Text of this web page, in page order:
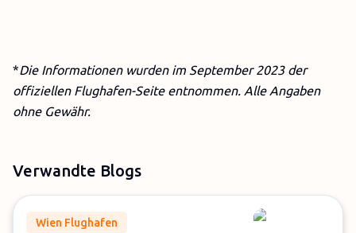
*Die Informationen wurden im September 2023 der
offiziellen Flughafen-Seite entnommen. Alle Angaben
ohne Gewähr.
Verwandte Blogs
Wien Flughafen